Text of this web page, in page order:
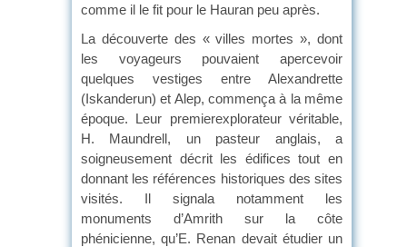
comme il le fit pour le Hauran peu après.
La découverte des « villes mortes », dont
les voyageurs pouvaient apercevoir
quelques vestiges entre Alexandrette
(Iskanderun) et Alep, commença à la même
époque. Leur premierexplorateur véritable,
H. Maundrell, un pasteur anglais, a
soigneusement décrit les édifices tout en
donnant les références historiques des sites
visités. Il signala notamment les
monuments d’Amrith sur la côte
phénicienne, qu’E. Renan devait étudier un